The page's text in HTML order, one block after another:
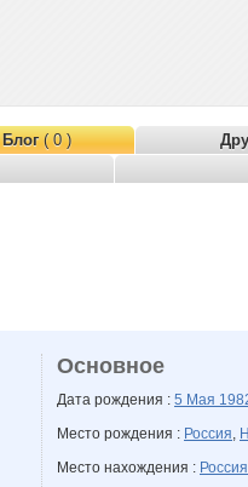
Блог( 0 )
Основное
Дата рождения : 5 Мая
Место рождения : Россия,
Место нахождения : Россия